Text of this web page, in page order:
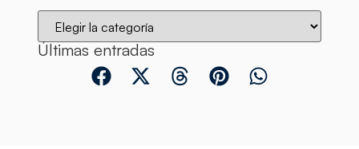
Últimas entradas